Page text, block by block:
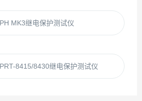
MK3继电保护测试仪
8415/8430继电保护测试仪